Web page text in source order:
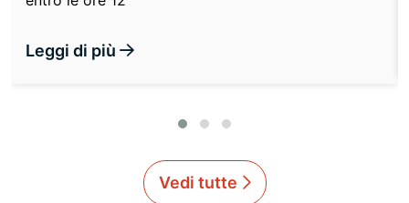
Vedi tutte
Leggi di più